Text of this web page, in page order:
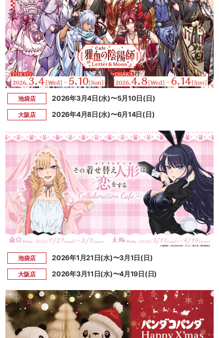
池袋店 2026年3月4日(水)〜5月10日(日)
大阪店 2026年4月8日(水)〜6月14日(日)
池袋店 2026年1月21日(水)〜3月1日(日)
大阪店 2026年3月11日(水)〜4月19日(日)